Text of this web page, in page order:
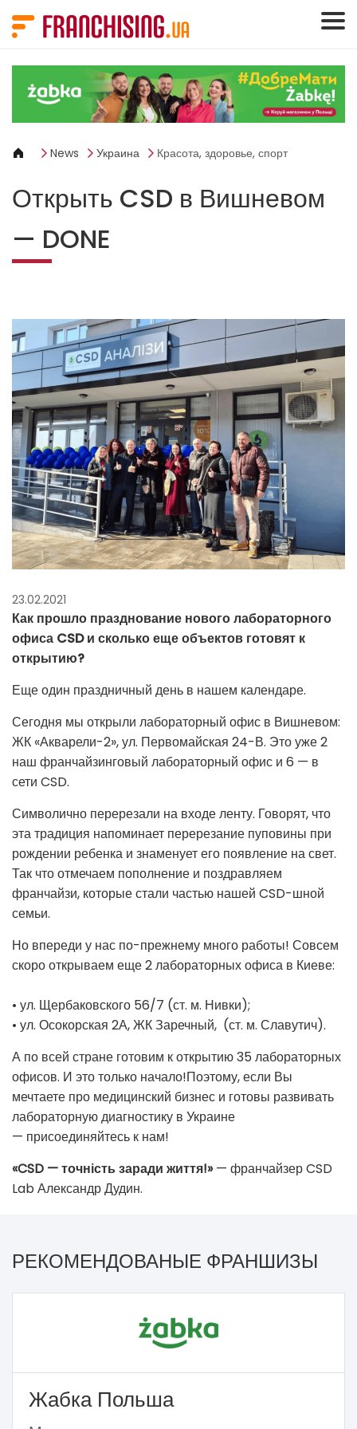
News Украина Красота, здоровье, спорт
Открыть CSD в Вишневом
— DONE
23.02.2021
Как прошло празднование нового лабораторного
офиса CSD и сколько еще объектов готовят к
открытию?
Еще один праздничный день в нашем календаре.
Сегодня мы открыли лабораторный офис в Вишневом:
ЖК «Акварели-2», ул. Первомайская 24-В. Это уже 2
наш франчайзинговый лабораторный офис и 6 — в
сети CSD.
Символично перерезали на входе ленту. Говорят, что
эта традиция напоминает перерезание пуповины при
рождении ребенка и знаменует его появление на свет.
Так что отмечаем пополнение и поздравляем
франчайзи, которые стали частью нашей CSD-шной
семьи.
Но впереди у нас по-прежнему много работы! Совсем
скоро открываем еще 2 лабораторных офиса в Киеве:
• ул. Щербаковского 56/7 (ст. м. Нивки);
• ул. Осокорская 2А, ЖК Заречный, (ст. м. Славутич).
А по всей стране готовим к открытию 35 лабораторных
офисов. И это только начало!Поэтому, если Вы
мечтаете про медицинский бизнес и готовы развивать
лабораторную диагностику в Украине
— присоединяйтесь к нам!
«CSD — точність заради життя!»— франчайзер CSD
Lab Александр Дудин.
РЕКОМЕНДОВАНЫЕ ФРАНШИЗЫ
Жабка Польша